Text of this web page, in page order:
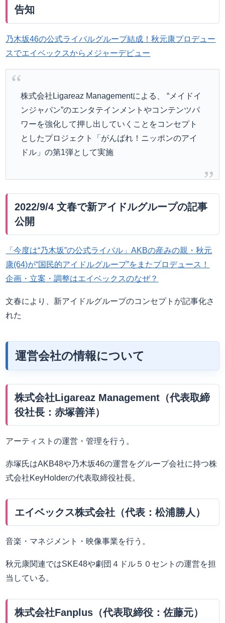
告知
乃木坂46の公式ライバルグループ結成！秋元康プロデュー
スでエイベックスからメジャーデビュー
株式会社Ligareaz Managementによる、 “メイドイ
ンジャパン”のエンタテインメントやコンテンツパ
ワーを強化して押し出していくことをコンセプト
としたプロジェクト「がんばれ！ニッポンのアイ
ドル」の第1弾として実施
2022/9/4 文春で新アイドルグループの記事
公開
「今度は“乃木坂”の公式ライバル」AKBの産みの親・秋元
康(64)が“国民的アイドルグループ”をまたプロデュース！
企画・立案・調整はエイベックスのなぜ？
文春により、新アイドルグループのコンセプトが記事化さ
れた
運営会社の情報について
株式会社Ligareaz Management（代表取締
役社長：赤塚善洋）
アーティストの運営・管理を行う。
赤塚氏はAKB48や乃木坂46の運営をグループ会社に持つ株
式会社KeyHolderの代表取締役社長。
エイベックス株式会社（代表：松浦勝人）
音楽・マネジメント・映像事業を行う。
秋元康関連ではSKE48や劇団４ドル５０セントの運営を担
当している。
株式会社Fanplus（代表取締役：佐藤元）